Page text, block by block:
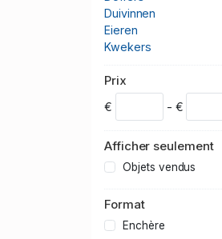
Duivinnen
Eieren
Kwekers
Prix
€ - €
Afficher seulement
Objets vendus
Format
Enchère